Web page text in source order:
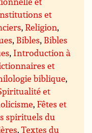
et
,Religion,
, Bibles, Bibles
, Introduction à
et
biblique,
et
,Fêtes et
spirituels du
,Textes du